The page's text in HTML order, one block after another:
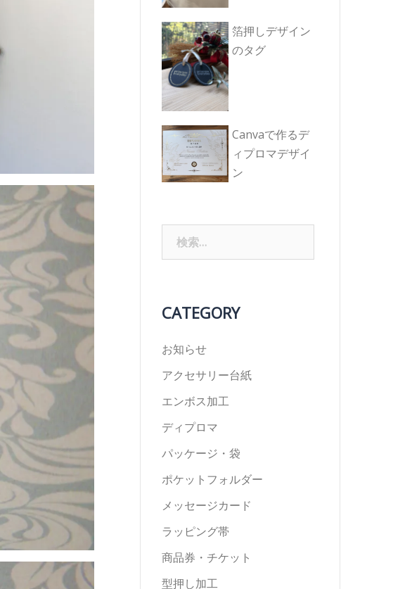
箔押しデザイン
のタグ
Canvaで作るデ
ィプロマデザイ
ン
CATEGORY
お知らせ
アクセサリー台紙
エンボス加工
ディプロマ
パッケージ・袋
ポケットフォルダー
メッセージカード
ラッピング帯
商品券・チケット
型押し加工